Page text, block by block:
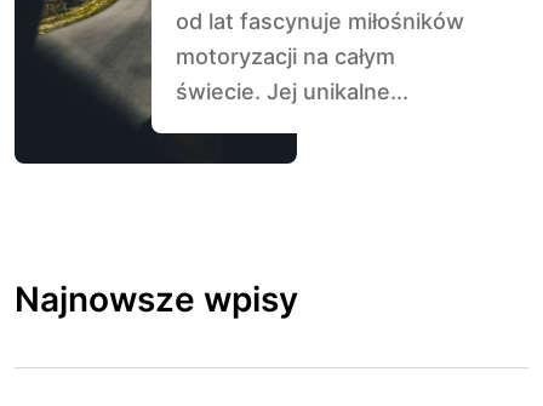
od lat fascynuje miłośników
motoryzacji na całym
świecie. Jej unikalne...
Najnowsze wpisy